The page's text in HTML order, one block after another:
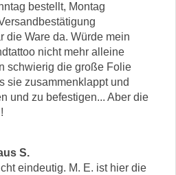
bestellt, Montag
die Ware da. Würde mein
nicht mehr alleine
schwierig die große Folie
sie zusammenklappt und
und zu befestigen... Aber die
S.
eindeutig. M. E. ist hier die